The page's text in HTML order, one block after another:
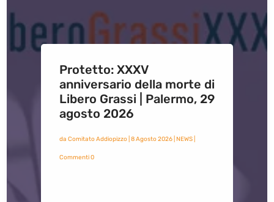
Protetto: XXXV
anniversario della morte di
Libero Grassi | Palermo, 29
agosto 2026
da Comitato Addiopizzo| 8 Agosto 2026| NEWS|
Commenti 0